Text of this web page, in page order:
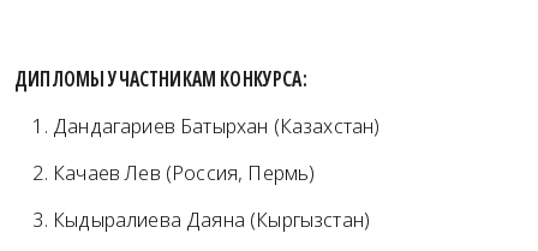
ДИПЛОМЫ УЧАСТНИКАМ КОНКУРСА:
Дандагариев Батырхан (Казахстан)
Качаев Лев (Россия, Пермь)
Кыдыралиева Даяна (Кыргызстан)